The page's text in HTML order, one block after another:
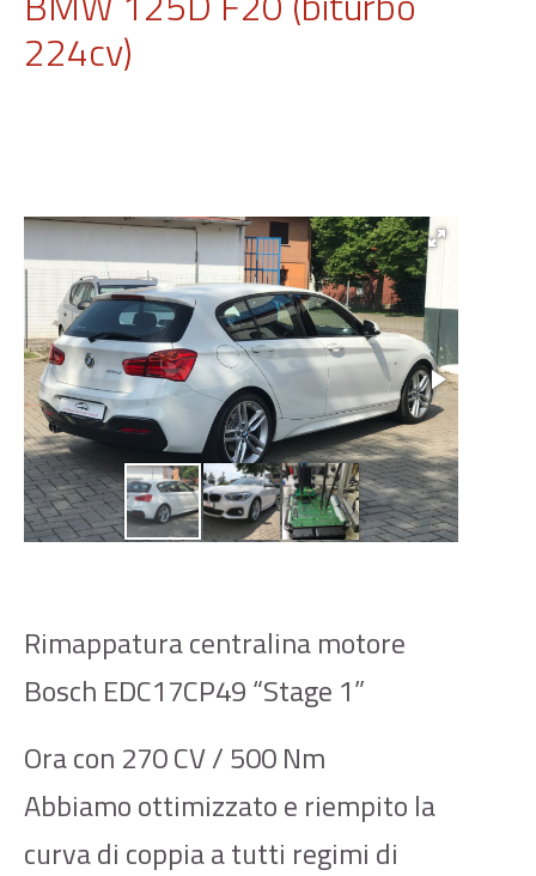
224cv)
Rimappatura centralina motore
Bosch EDC17CP49 “Stage 1”
Ora con 270 CV / 500 Nm
Abbiamo ottimizzato e riempito la
curva di coppia a tutti regimi di